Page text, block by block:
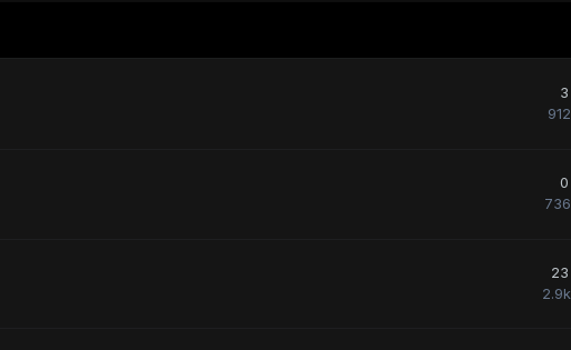
3
912
0
736
23
2.9k